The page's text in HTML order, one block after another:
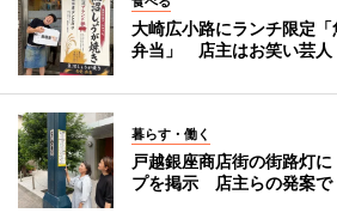
大崎広小路にランチ限定「
弁当」 店主はお笑い芸人
暮らす・働く
戸越銀座商店街の街路灯
プを掲示 店主らの発案で